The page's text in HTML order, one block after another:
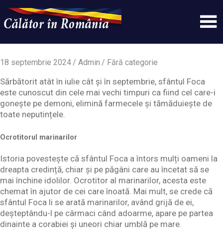
content
Calatorinromania
simplu
WordPress
18 septembrie 2024 Admin Fără categorie
Sărbătorit atât în iulie cât și în septembrie, sfântul Foca
este cunoscut din cele mai vechi timpuri ca fiind cel care-i
gonește pe demoni, elimină farmecele și tămăduiește de
toate neputințele.
Ocrotitorul marinarilor
Istoria povestește că sfântul Foca a întors mulți oameni la
dreapta credință, chiar și pe păgâni care au încetat să se
mai închine idolilor. Ocrotitor al marinarilor, acesta este
chemat în ajutor de cei care înoată. Mai mult, se crede că
sfântul Foca li se arată marinarilor, având grijă de ei,
deșteptându-l pe cârmaci când adoarme, apare pe partea
dinainte a corabiei și uneori chiar umblă pe mare.